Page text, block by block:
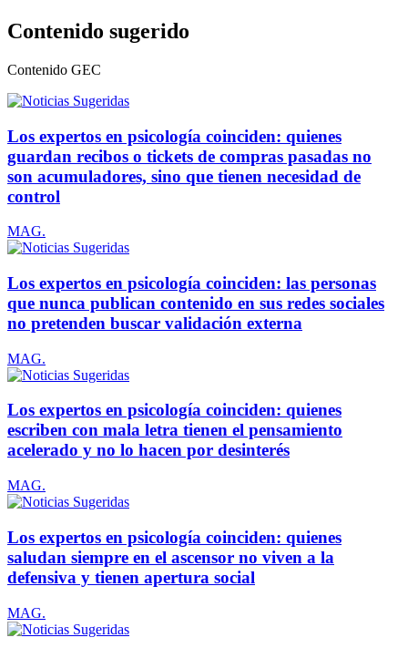
Contenido sugerido
Contenido GEC
Los expertos en psicología coinciden: quienes
guardan recibos o tickets de compras pasadas no
son acumuladores, sino que tienen necesidad de
control
MAG.
Los expertos en psicología coinciden: las personas
que nunca publican contenido en sus redes sociales
no pretenden buscar validación externa
MAG.
Los expertos en psicología coinciden: quienes
escriben con mala letra tienen el pensamiento
acelerado y no lo hacen por desinterés
MAG.
Los expertos en psicología coinciden: quienes
saludan siempre en el ascensor no viven a la
defensiva y tienen apertura social
MAG.